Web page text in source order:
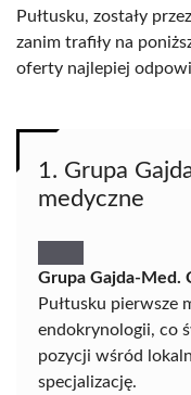
Pułtusku, zostały
zanim trafiły na
oferty najlepiej
1. Grupa
medyczne
Grupa Gajda-Med.
Pułtusku pierwsze
endokrynologii, co
pozycji wśród
specjalizację.